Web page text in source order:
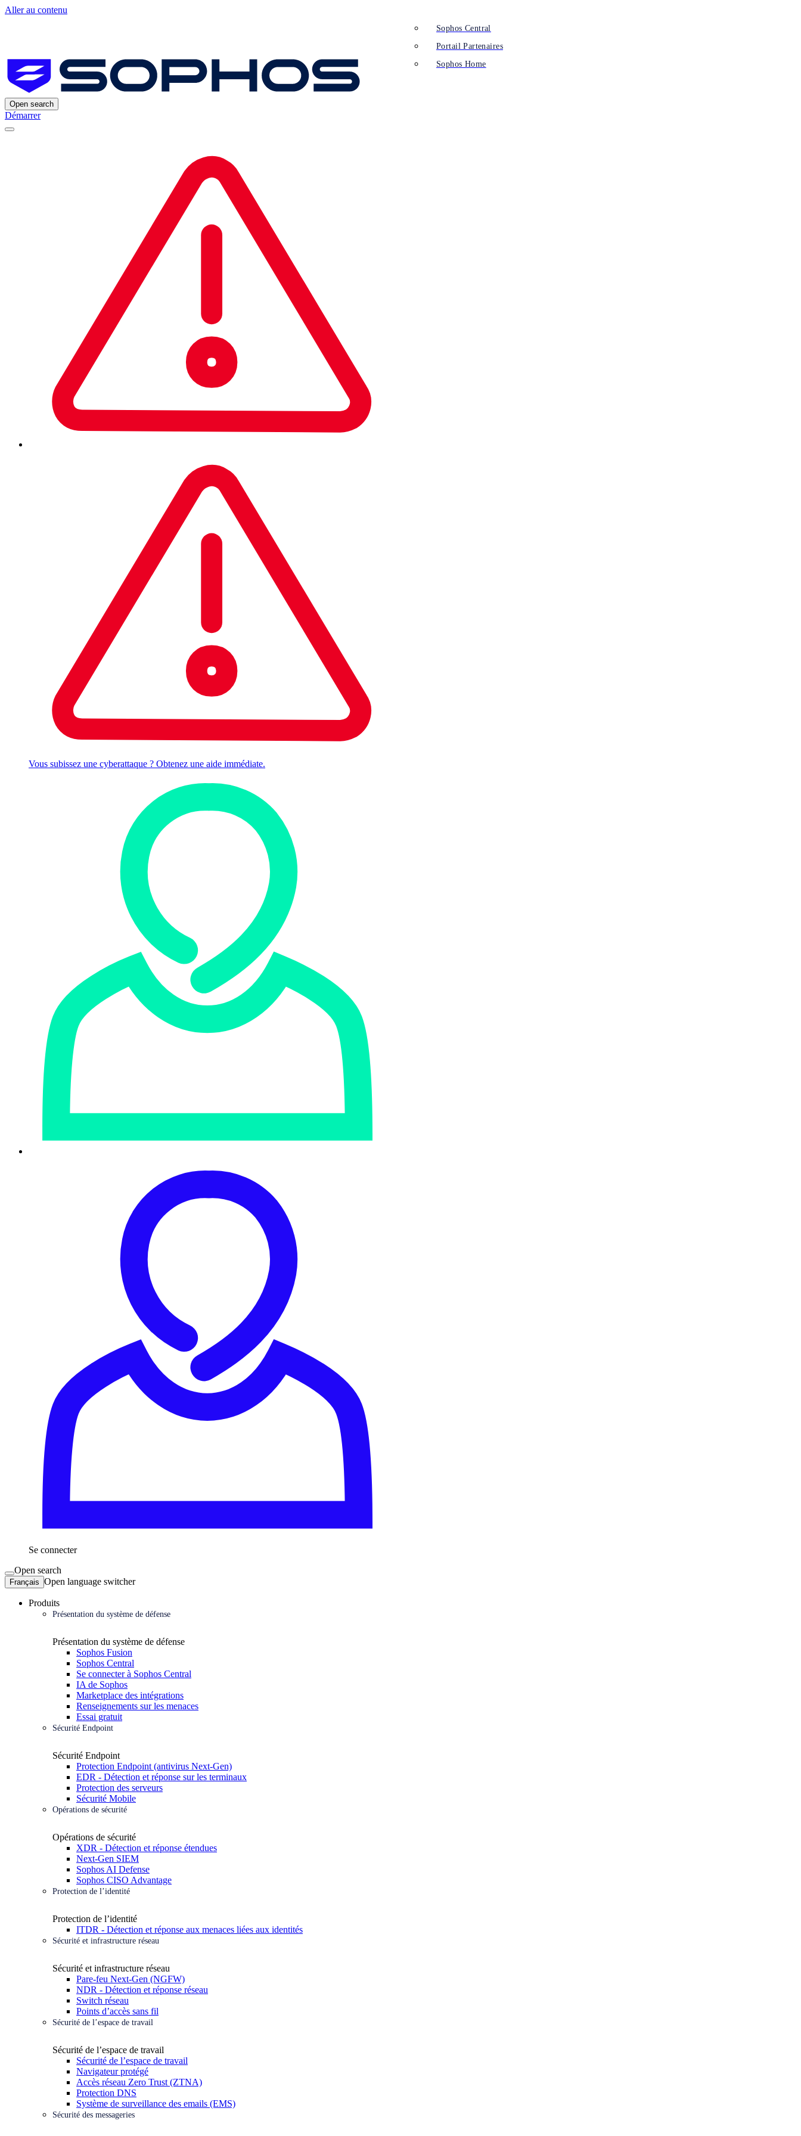
Aller au contenu
Open search
Démarrer
Vous subissez une cyberattaque ? Obtenez une aide immédiate.
Se connecter
Sophos Central
Portail Partenaires
Sophos Home
Open search
Français Open language switcher
Produits
Présentation du système de défense
Présentation du système de défense
Sophos Fusion
Sophos Central
Se connecter à Sophos Central
IA de Sophos
Marketplace des intégrations
Renseignements sur les menaces
Essai gratuit
Sécurité Endpoint
Sécurité Endpoint
Protection Endpoint (antivirus Next-Gen)
EDR - Détection et réponse sur les terminaux
Protection des serveurs
Sécurité Mobile
Opérations de sécurité
Opérations de sécurité
XDR - Détection et réponse étendues
Next-Gen SIEM
Sophos AI Defense
Sophos CISO Advantage
Protection de l’identité
Protection de l’identité
ITDR - Détection et réponse aux menaces liées aux identités
Sécurité et infrastructure réseau
Sécurité et infrastructure réseau
Pare-feu Next-Gen (NGFW)
NDR - Détection et réponse réseau
Switch réseau
Points d’accès sans fil
Sécurité de l’espace de travail
Sécurité de l’espace de travail
Sécurité de l’espace de travail
Navigateur protégé
Accès réseau Zero Trust (ZTNA)
Protection DNS
Système de surveillance des emails (EMS)
Sécurité des messageries